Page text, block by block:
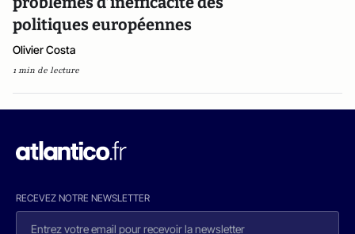
politiques européennes
Olivier Costa
1 min de lecture
RECEVEZ NOTRE NEWSLETTER